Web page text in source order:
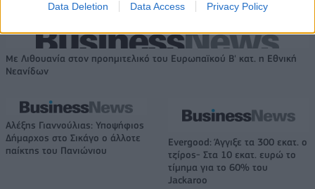
Data Deletion Data Access Privacy Policy
Με Λιθουανία στον προημιτελικό του Ευρωπαϊκού Β' κατ. η Εθνική
Νεανίδων
Αλέξης Γιαννούλιας: Υποψήφιος
Δήμαρχος στο Σικάγο ο άλλοτε
παίκτης του Πανιώνιου
Evergood: Άγγιξε τα 300 εκατ. ο
τζίρος- Στα 10 εκατ. ευρώ το
τίμημα για το 60% του
Jackaroo